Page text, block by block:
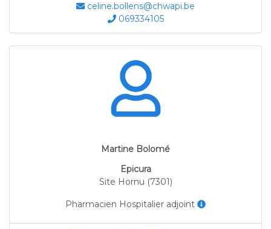
celine.bollens@chwapi.be
069334105
Martine Bolomé
Epicura
Site Hornu (7301)
Pharmacien Hospitalier adjoint